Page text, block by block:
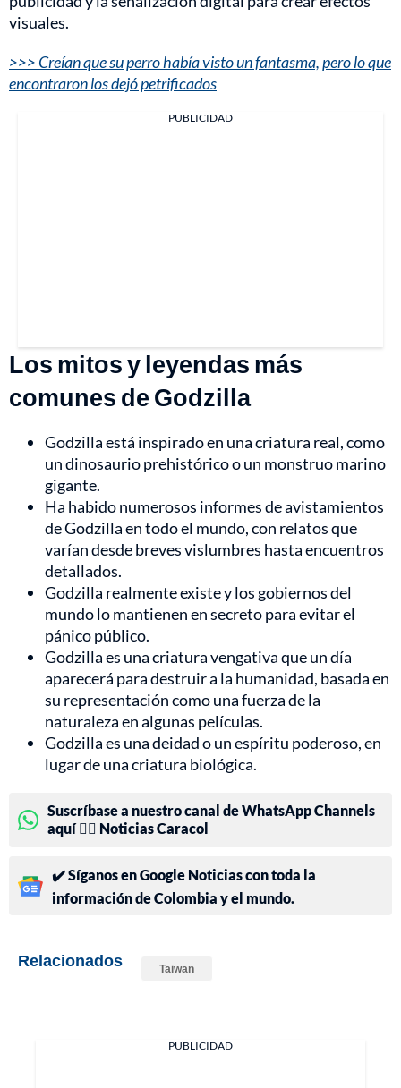
visuales.
>>> Creían que su perro había visto un fantasma, pero lo que
encontraron los dejó petrificados
PUBLICIDAD
Los mitos y leyendas más
comunes de Godzilla
Godzilla está inspirado en una criatura real, como
un dinosaurio prehistórico o un monstruo marino
gigante.
Ha habido numerosos informes de avistamientos
de Godzilla en todo el mundo, con relatos que
varían desde breves vislumbres hasta encuentros
detallados.
Godzilla realmente existe y los gobiernos del
mundo lo mantienen en secreto para evitar el
pánico público.
Godzilla es una criatura vengativa que un día
aparecerá para destruir a la humanidad, basada en
su representación como una fuerza de la
naturaleza en algunas películas.
Godzilla es una deidad o un espíritu poderoso, en
lugar de una criatura biológica.
Suscríbase a nuestro canal de WhatsApp Channels
aquí 👉🏻 Noticias Caracol
✔️ Síganos en Google Noticias con toda la
información de Colombia y el mundo.
Relacionados Taiwan
PUBLICIDAD